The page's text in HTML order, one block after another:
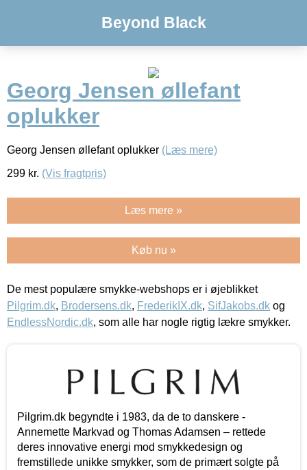
Beyond Black
Georg Jensen øllefant
oplukker
Georg Jensen øllefant oplukker (Læs mere)
299 kr. (Vis fragtpris)
Læs mere »
Køb nu »
De mest populære smykke-webshops er i øjeblikket
Pilgrim.dk, Brodersens.dk, FrederikIX.dk, SifJakobs.dk og
EndlessNordic.dk, som alle har nogle rigtig lækre smykker.
Pilgrim.dk begyndte i 1983, da de to danskere -
Annemette Markvad og Thomas Adamsen – rettede
deres innovative energi mod smykkedesign og
fremstillede unikke smykker, som de primært solgte på